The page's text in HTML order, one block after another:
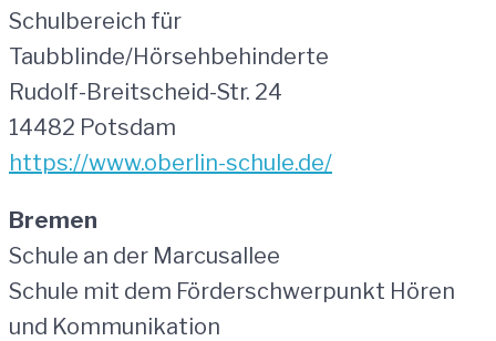
Schulbereich für
Taubblinde/Hörsehbehinderte
Rudolf-Breitscheid-Str. 24
14482 Potsdam
https://www.oberlin-schule.de/
Bremen
Schule an der Marcusallee
Schule mit dem Förderschwerpunkt Hören
und Kommunikation